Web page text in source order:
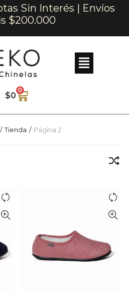
Sin Interés | Envíos
$200.000
$0
0
Tienda Página 2